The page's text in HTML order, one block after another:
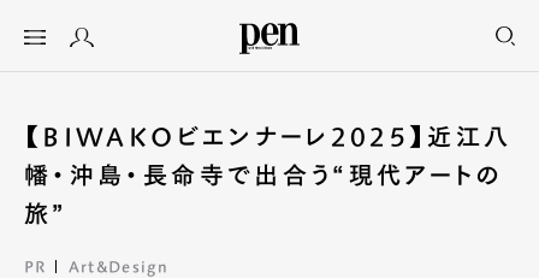
【BIWAKOビエンナーレ2025】近江八
幡・沖島・長命寺で出合う“現代アートの
旅”
PR Art&Design